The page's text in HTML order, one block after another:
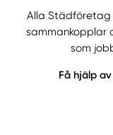
Alla Städföretag
sammankopplar
som
Få hjälp